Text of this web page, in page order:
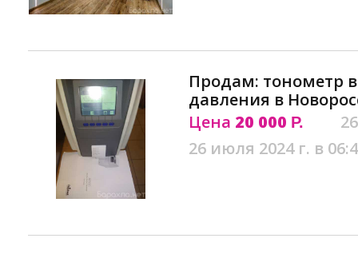
Продам: тонометр
давления в
Цена 20 000 Р.
26 июля 2024 г. в